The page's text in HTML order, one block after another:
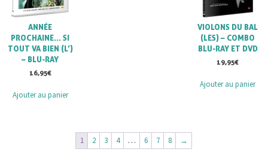
ANNÉE
PROCHAINE… SI
TOUT VA BIEN (L’)
– BLU-RAY
16,95€
Ajouter au panier
VIOLONS DU BAL
(LES) – COMBO
BLU-RAY ET DVD
19,95€
Ajouter au panier
1 2 3 4 … 6 7 8 →